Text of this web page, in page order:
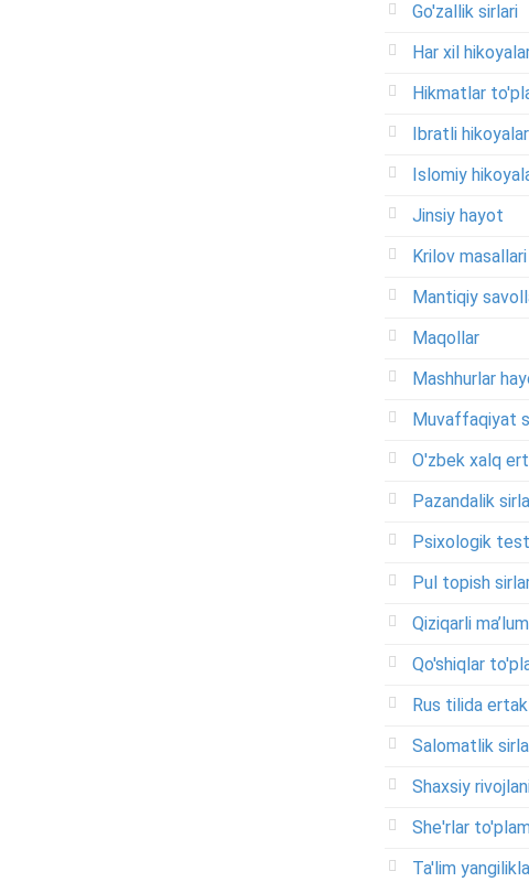
Go'zallik sirlari
Har xil
Hikmatlar
Ibratli hikoyalar
Islomiy
Jinsiy hayot
Krilov masallari
Mantiqiy
Maqollar
Mashhurlar
Muvaffaqiyat
O'zbek xalq
Pazandalik
Psixologik
Pul topish
Qiziqarli
Qo'shiqlar
Rus tilida
Salomatlik
Shaxsiy
She'rlar
Ta'lim